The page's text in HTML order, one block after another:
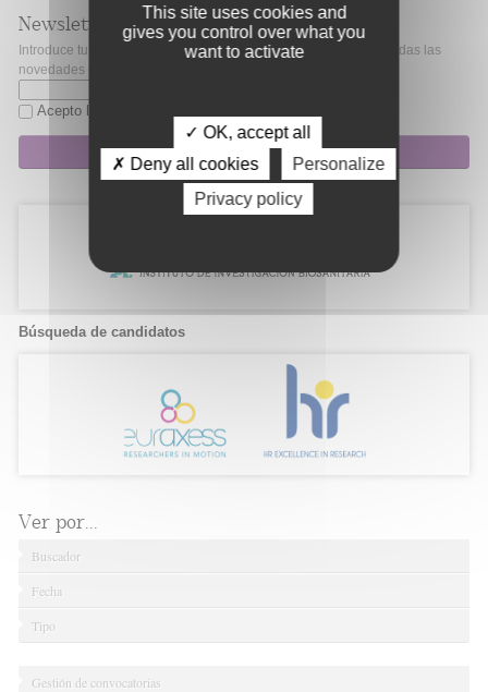
Newsletter
Introduce tu correo electrónico si quieres mantenerte al día de todas las
novedades de Fibao.
Acepto la
Suscripción
Búsqueda de candidatos
Ver por...
Buscador
Fecha
Tipo
Gestión de convocatorias
This site uses cookies and
gives you control over what you
want to activate
✓ OK, accept all
✗ Deny all cookies
Personalize
Privacy policy